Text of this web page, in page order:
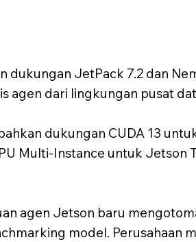
dukungan JetPack 7.2 dan
agen dari lingkungan pusat
dukungan CUDA 13
Multi-Instance untuk
agen Jetson baru
model. Perusahaan